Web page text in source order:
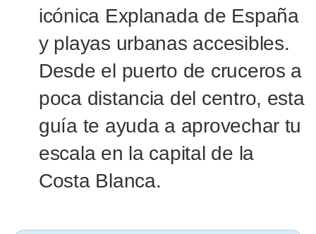
icónica Explanada de España
y playas urbanas accesibles.
Desde el puerto de cruceros a
poca distancia del centro, esta
guía te ayuda a aprovechar tu
escala en la capital de la
Costa Blanca.